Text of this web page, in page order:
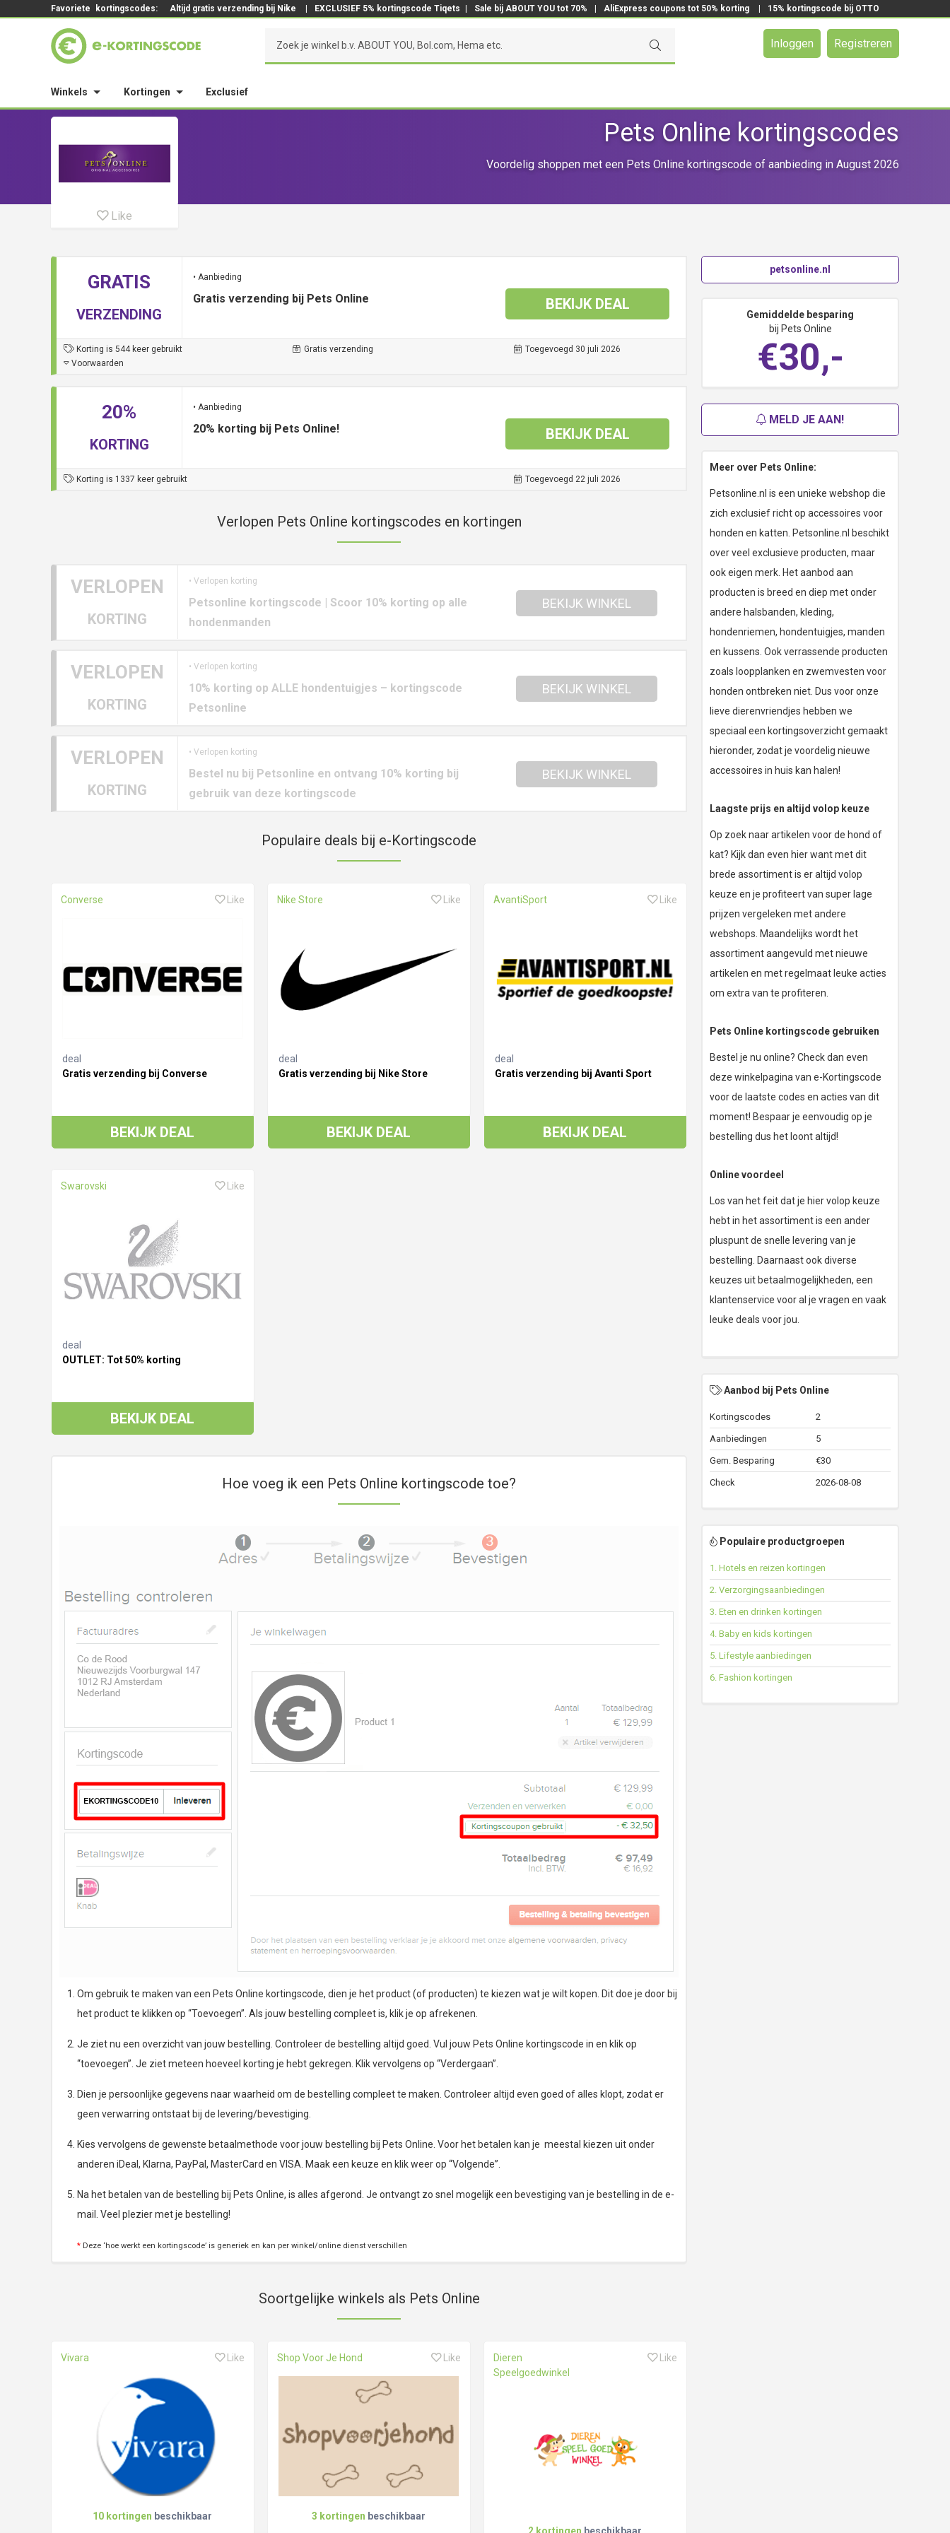
Favoriete kortingscodes: Altijd gratis verzending bij Nike EXCLUSIEF 5% kortingscode Tiqets Sale bij ABOUT YOU tot 70% AliExpress coupons tot 50% korting 15% kortingscode bij OTTO
Inloggen Registreren
Winkels Kortingen Exclusief
Pets Online kortingscodes
Voordelig shoppen met een Pets Online kortingscode of aanbieding in August 2026
Like
GRATIS
VERZENDING
• Aanbieding
Gratis verzending bij Pets Online BEKIJK DEAL
Korting is 544 keer gebruikt
Voorwaarden
Gratis verzending Toegevoegd 30 juli 2026
20%
KORTING
• Aanbieding
20% korting bij Pets Online! BEKIJK DEAL
Korting is 1337 keer gebruikt Toegevoegd 22 juli 2026
Verlopen Pets Online kortingscodes en kortingen
VERLOPEN
KORTING
• Verlopen korting
Petsonline kortingscode | Scoor 10% korting op alle
hondenmanden
BEKIJK WINKEL
VERLOPEN
KORTING
• Verlopen korting
10% korting op ALLE hondentuigjes – kortingscode
Petsonline
BEKIJK WINKEL
VERLOPEN
KORTING
• Verlopen korting
Bestel nu bij Petsonline en ontvang 10% korting bij
gebruik van deze kortingscode
BEKIJK WINKEL
Populaire deals bij e-Kortingscode
Converse Like
deal
Gratis verzending bij Converse
BEKIJK DEAL
Nike Store Like
deal
Gratis verzending bij Nike Store
BEKIJK DEAL
AvantiSport Like
deal
Gratis verzending bij Avanti Sport
BEKIJK DEAL
Swarovski Like
deal
OUTLET: Tot 50% korting
BEKIJK DEAL
Hoe voeg ik een Pets Online kortingscode toe?
Om gebruik te maken van een Pets Online kortingscode, dien je het product (of producten) te kiezen wat je wilt kopen. Dit doe je door bij
het product te klikken op “Toevoegen”. Als jouw bestelling compleet is, klik je op afrekenen.
Je ziet nu een overzicht van jouw bestelling. Controleer de bestelling altijd goed. Vul jouw Pets Online kortingscode in en klik op
“toevoegen”. Je ziet meteen hoeveel korting je hebt gekregen. Klik vervolgens op “Verdergaan”.
Dien je persoonlijke gegevens naar waarheid om de bestelling compleet te maken. Controleer altijd even goed of alles klopt, zodat er
geen verwarring ontstaat bij de levering/bevestiging.
Kies vervolgens de gewenste betaalmethode voor jouw bestelling bij Pets Online. Voor het betalen kan je meestal kiezen uit onder
anderen iDeal, Klarna, PayPal, MasterCard en VISA. Maak een keuze en klik weer op “Volgende”.
Na het betalen van de bestelling bij Pets Online, is alles afgerond. Je ontvangt zo snel mogelijk een bevestiging van je bestelling in de e-
mail. Veel plezier met je bestelling!
* Deze ‘hoe werkt een kortingscode’ is generiek en kan per winkel/online dienst verschillen
Soortgelijke winkels als Pets Online
Vivara Like
10 kortingen beschikbaar
Shop Voor Je Hond Like
3 kortingen beschikbaar
Dieren
Speelgoedwinkel
Like
petsonline.nl
Gemiddelde besparing
bij Pets Online
€30,-
MELD JE AAN!
Meer over Pets Online:
Petsonline.nl is een unieke webshop die
zich exclusief richt op accessoires voor
honden en katten. Petsonline.nl beschikt
over veel exclusieve producten, maar
ook eigen merk. Het aanbod aan
producten is breed en diep met onder
andere halsbanden, kleding,
hondenriemen, hondentuigjes, manden
en kussens. Ook verrassende producten
zoals loopplanken en zwemvesten voor
honden ontbreken niet. Dus voor onze
lieve dierenvriendjes hebben we
speciaal een kortingsoverzicht gemaakt
hieronder, zodat je voordelig nieuwe
accessoires in huis kan halen!
Laagste prijs en altijd volop keuze
Op zoek naar artikelen voor de hond of
kat? Kijk dan even hier want met dit
brede assortiment is er altijd volop
keuze en je profiteert van super lage
prijzen vergeleken met andere
webshops. Maandelijks wordt het
assortiment aangevuld met nieuwe
artikelen en met regelmaat leuke acties
om extra van te profiteren.
Pets Online kortingscode gebruiken
Bestel je nu online? Check dan even
deze winkelpagina van e-Kortingscode
voor de laatste codes en acties van dit
moment! Bespaar je eenvoudig op je
bestelling dus het loont altijd!
Online voordeel
Los van het feit dat je hier volop keuze
hebt in het assortiment is een ander
pluspunt de snelle levering van je
bestelling. Daarnaast ook diverse
keuzes uit betaalmogelijkheden, een
klantenservice voor al je vragen en vaak
leuke deals voor jou.
Aanbod bij Pets Online
Kortingscodes 2
Aanbiedingen 5
Gem. Besparing €30
Check 2026-08-08
Populaire productgroepen
1. Hotels en reizen kortingen
2. Verzorgingsaanbiedingen
3. Eten en drinken kortingen
4. Baby en kids kortingen
5. Lifestyle aanbiedingen
6. Fashion kortingen